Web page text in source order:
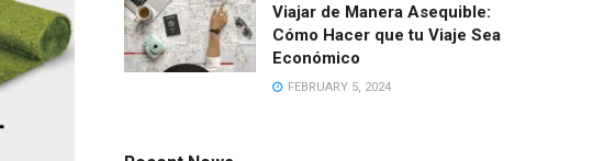
Viajar de Manera Asequible:
Cómo Hacer que tu Viaje Sea
Económico
FEBRUARY 5, 2024